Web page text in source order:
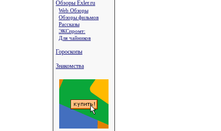
Обзоры Exler.ru
Web Обзоры
Обзоры фильмов
Рассказы
ЭКСпромт:
Для чайников
Гороскопы
Знакомства